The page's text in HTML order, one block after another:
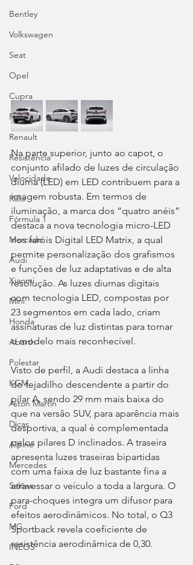
Bentley
Volkswagen
Seat
Opel
Cupra
Fiat
Renault
Resistência
Velocidade
Ralis
Fórmula 1
Mercado
Audi
Xiaomi
Mini
Honda
Abarth
Polestar
KGM
Aston Martin
Dicas
Alpine
Mercedes
Salões
Ford
MG
INEOS
Na parte superior, junto ao capot, o
conjunto afilado de luzes de circulação
diurna (LED) em LED contribuem para a
imagem robusta. Em termos de
iluminação, a marca dos “quatro anéis”
destaca a nova tecnologia micro-LED
nos faróis Digital LED Matrix, a qual
permite personalização dos grafismos
e funções de luz adaptativas e de alta
resolução. As luzes diurnas digitais
com tecnologia LED, compostas por
23 segmentos em cada lado, criam
assinaturas de luz distintas para tornar
o modelo mais reconhecível.
Visto de perfil, a Audi destaca a linha
do tejadilho descendente a partir do
pilar A, sendo 29 mm mais baixa do
que na versão SUV, para aparência mais
desportiva, a qual é complementada
pelos pilares D inclinados. A traseira
apresenta luzes traseiras bipartidas
com uma faixa de luz bastante fina a
atravessar o veículo a toda a largura. O
para-choques integra um difusor para
efeitos aerodinâmicos. No total, o Q3
Sportback revela coeficiente de
resistência aerodinâmica de 0,30.